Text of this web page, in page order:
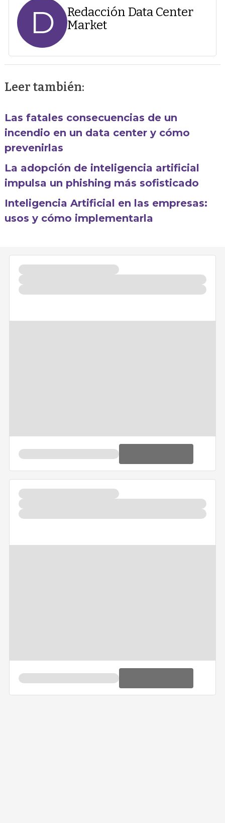
D
Redacción Data Center
Market
Leer también:
Las fatales consecuencias de un
incendio en un data center y cómo
prevenirlas
La adopción de inteligencia artificial
impulsa un phishing más sofisticado
Inteligencia Artificial en las empresas:
usos y cómo implementarla